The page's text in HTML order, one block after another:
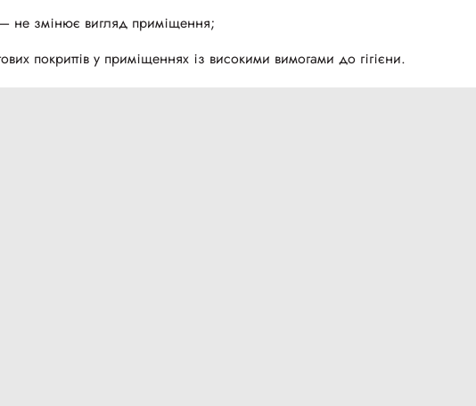
не змінює вигляд приміщення;
покриттів у приміщеннях із високими вимогами до гігієни.